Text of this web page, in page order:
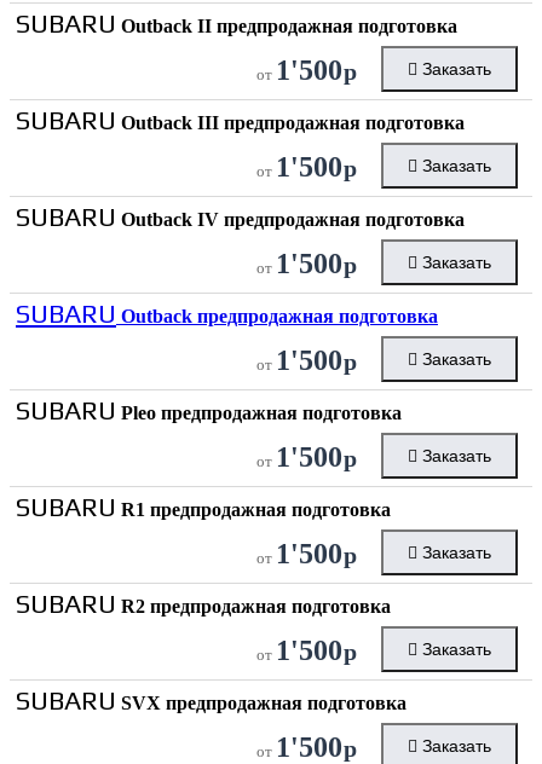
SUBARU Outback II предпродажная подготовка
от 1'500р Заказать
SUBARU Outback III предпродажная подготовка
от 1'500р Заказать
SUBARU Outback IV предпродажная подготовка
от 1'500р Заказать
SUBARU Outback предпродажная подготовка
от 1'500р Заказать
SUBARU Pleo предпродажная подготовка
от 1'500р Заказать
SUBARU R1 предпродажная подготовка
от 1'500р Заказать
SUBARU R2 предпродажная подготовка
от 1'500р Заказать
SUBARU SVX предпродажная подготовка
от 1'500р Заказать